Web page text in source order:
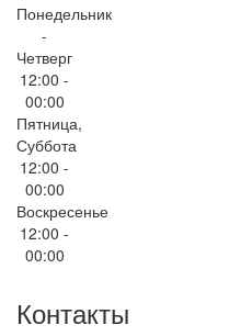
Понедельник
-
Четверг
12:00 -
00:00
Пятница,
Суббота
12:00 -
00:00
Воскресенье
12:00 -
00:00
Контакты